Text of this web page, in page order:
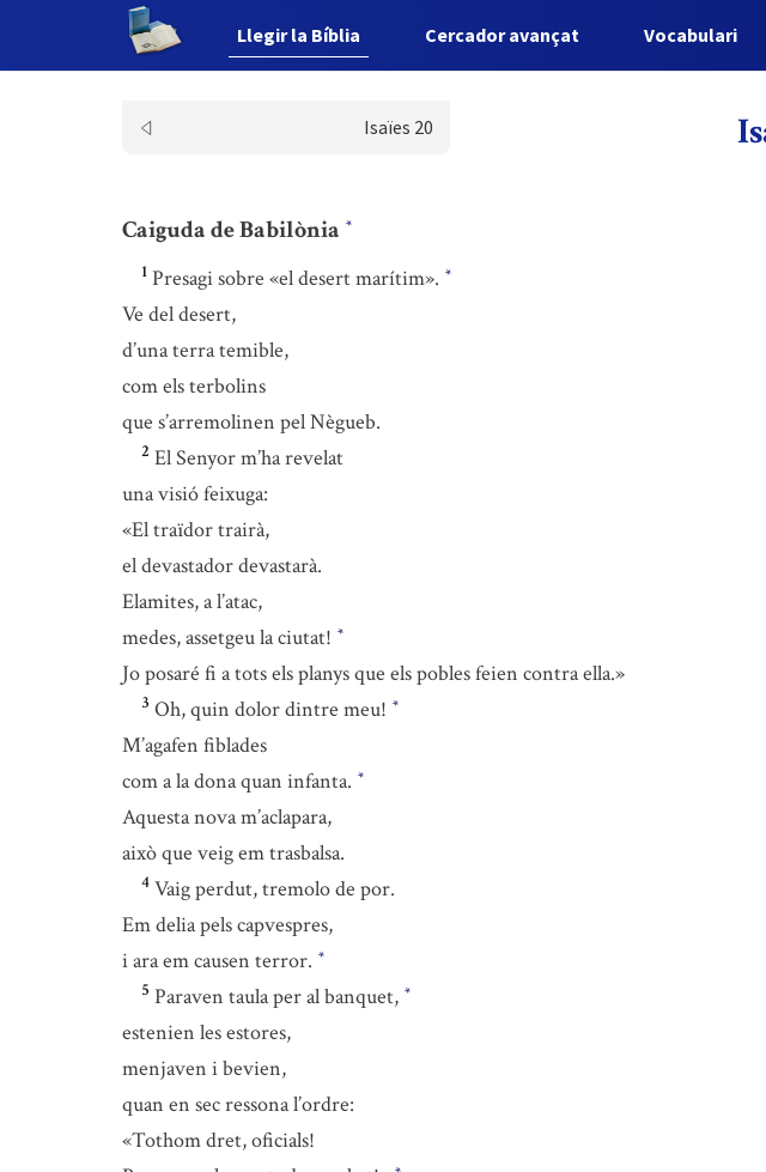
Llegir la Bíblia Cercador avançat Vocabulari
Isaïes 20
Caiguda de Babilònia *
1 Presagi sobre «el desert marítim». *
Ve del desert,
d’una terra temible,
com els terbolins
que s’arremolinen pel Nègueb.
2 El Senyor m’ha revelat
una visió feixuga:
«El traïdor trairà,
el devastador devastarà.
Elamites, a l’atac,
medes, assetgeu la ciutat! *
Jo posaré fi a tots els planys que els pobles feien contra ella.»
3 Oh, quin dolor dintre meu! *
M’agafen fiblades
com a la dona quan infanta. *
Aquesta nova m’aclapara,
això que veig em trasbalsa.
4 Vaig perdut, tremolo de por.
Em delia pels capvespres,
i ara em causen terror. *
5 Paraven taula per al banquet, *
estenien les estores,
menjaven i bevien,
quan en sec ressona l’ordre:
«Tothom dret, oficials!